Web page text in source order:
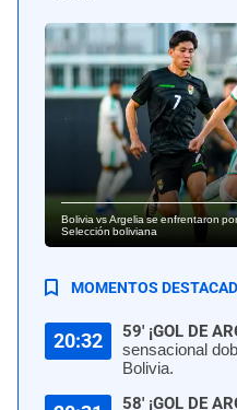
Bolivia vs Argelia se enfrentaron
Selección boliviana
MOMENTOS
20:32 59' ¡GOL DE
sensacional
Bolivia.
58' ¡GOL DE